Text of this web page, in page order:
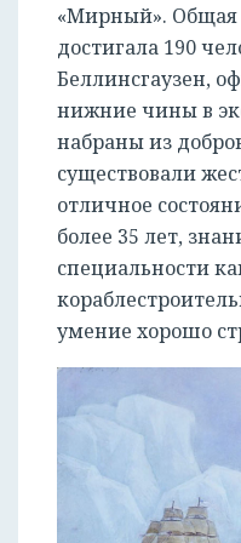
«Мирный». Общая
достигала 190
Беллинсгаузен,
нижние чины в
набраны из
существовали
отличное
более 35 лет,
специальности
умение хорошо